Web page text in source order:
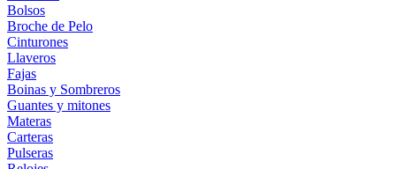
Bolsos
Broche de Pelo
Cinturones
Llaveros
Fajas
Boinas y Sombreros
Guantes y mitones
Materas
Carteras
Pulseras